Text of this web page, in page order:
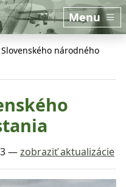
Menu
národného
—zobraziť aktualizácie